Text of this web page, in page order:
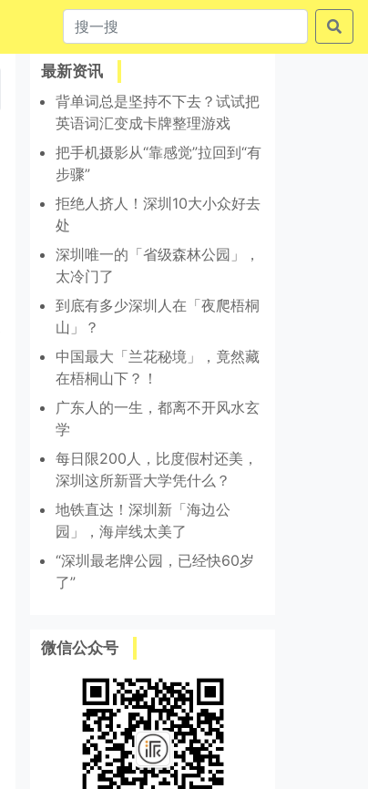
最新资讯
背单词总是坚持不下去？试试把
英语词汇变成卡牌整理游戏
把手机摄影从“靠感觉”拉回到“有
步骤”
拒绝人挤人！深圳10大小众好去
处
深圳唯一的「省级森林公园」，
太冷门了
到底有多少深圳人在「夜爬梧桐
山」？
中国最大「兰花秘境」，竟然藏
在梧桐山下？！
广东人的一生，都离不开风水玄
学
每日限200人，比度假村还美，
深圳这所新晋大学凭什么？
地铁直达！深圳新「海边公
园」，海岸线太美了
“深圳最老牌公园，已经快60岁
了”
微信公众号